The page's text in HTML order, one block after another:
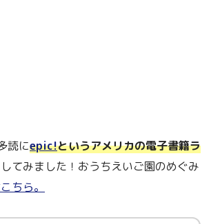
読にepic!というアメリカの電子書籍ラ
てみました！おうちえいご園のめぐみ
ちら。